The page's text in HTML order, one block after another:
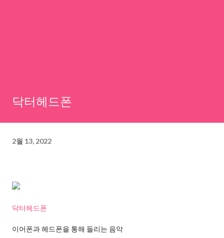
닥터헤드폰
2월 13, 2022
닥터헤드폰
이어폰과 헤드폰을 통해 들리는 음악